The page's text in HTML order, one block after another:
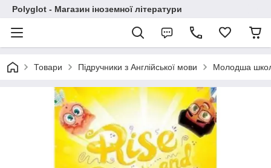
Polyglot - Магазин іноземної літератури
Товари Підручники з Англійської мови Молодша